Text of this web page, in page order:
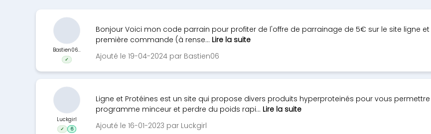
Bonjour Voici mon code parrain pour profiter de l'offre de parrainage de 5€ sur le site ligne
première commande (à rense... Lire la suite
Ajouté le 19-04-2024 par Bastien06
Bastien06...
✓
Ligne et Protéines est un site qui propose divers produits hyperproteinés pour vous
programme minceur et perdre du poids rapi... Lire la suite
Ajouté le 16-01-2023 par Luckgirl
Luckgirl
✓ 6